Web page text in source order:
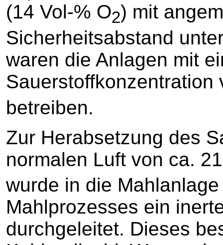
(14 Vol-% O2) mit
Sicherheitsabstand
waren die Anlagen mit
Sauerstoffkonzentration
betreiben.
Zur Herabsetzung des
normalen Luft von ca.
wurde in die
Mahlprozesses ein
durchgeleitet. Dieses